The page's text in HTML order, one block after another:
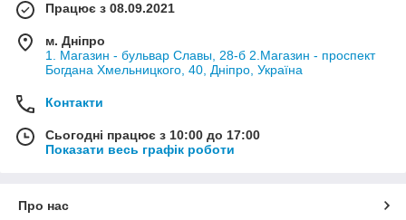
Працює з 08.09.2021
м. Дніпро
1. Магазин - бульвар Славы, 28-б 2.Магазин - проспект
Богдана Хмельницкого, 40, Дніпро, Україна
Контакти
Сьогодні працює з 10:00 до 17:00
Показати весь графік роботи
Про нас